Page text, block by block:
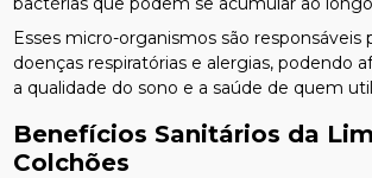
Esses micro-organismos são responsáveis
doenças respiratórias e alergias, podendo
a qualidade do sono e a saúde de quem
Benefícios Sanitários da
Colchões